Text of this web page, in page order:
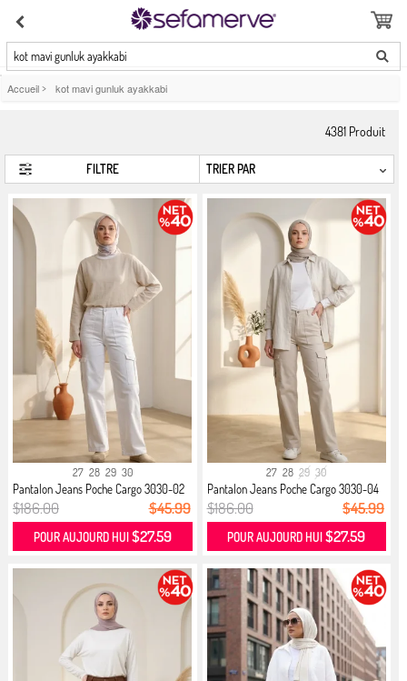
kot mavi gunluk ayakkabi
Accueil > kot mavi gunluk ayakkabi
4381 Produit
FILTRE
27 28 29 30
Pantalon Jeans Poche Cargo 3030-02
...
$186.00 $45.99
POUR AUJOURD HUI $27.59
27 28 29 30
Pantalon Jeans Poche Cargo 3030-04
...
$186.00 $45.99
POUR AUJOURD HUI$27.59